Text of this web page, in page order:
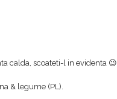
calda, scoateti-l in evidenta 😉
& legume (PL).